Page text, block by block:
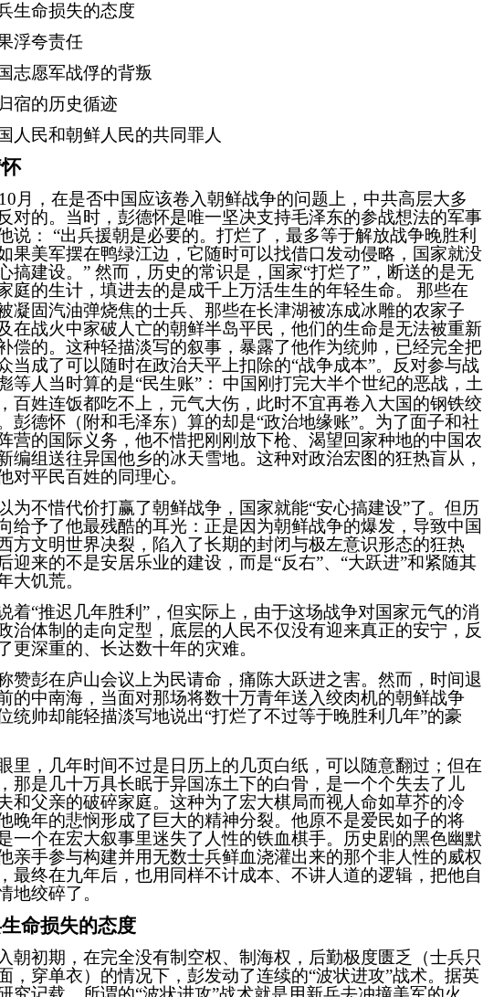
生命损失的态度
浮夸责任
志愿军战俘的背叛
宿的历史循迹
人民和朝鲜人民的共同罪人
月，在是否中国应该卷入朝鲜战争的问题上，中共高层大多
对的。当时，彭德怀是唯一坚决支持毛泽东的参战想法的军事
说：
“出兵援朝是必要的。打烂了，最多等于解放战争晚胜利
果美军摆在鸭绿江边，它随时可以找借口发动侵略，国家就没
搞建设。 ” 然而，历史的常识是，国家“打烂了”，断送的是无
庭的生计，填进去的是成千上万活生生的年轻生命。
那些在
凝固汽油弹烧焦的士兵、那些在长津湖被冻成冰雕的农家子
在战火中家破人亡的朝鲜半岛平民，他们的生命是无法被重新
偿的。这种轻描淡写的叙事，暴露了他作为统帅，已经完全把
当成了可以随时在政治天平上扣除的“战争成本”。反对参与战
等人当时算的是“民生账”：
中国刚打完大半个世纪的恶战，土
百姓连饭都吃不上，元气大伤，此时不宜再卷入大国的钢铁绞
彭德怀（附和毛泽东）算的却是“政治地缘账”。为了面子和社
营的国际义务，他不惜把刚刚放下枪、渴望回家种地的中国农
编组送往异国他乡的冰天雪地。这种对政治宏图的狂热盲从，
对平民百姓的同理心。
为不惜代价打赢了朝鲜战争，国家就能“安心搞建设”了。但历
给予了他最残酷的耳光：正是因为朝鲜战争的爆发，导致中国
方文明世界决裂，陷入了长期的封闭与极左意识形态的狂热
迎来的不是安居乐业的建设，而是“反右”、 “大跃进”和紧随其
大饥荒。
着“推迟几年胜利 ”，但实际上，由于这场战争对国家元气的消
治体制的走向定型，底层的人民不仅没有迎来真正的安宁，反
更深重的、长达数十年的灾难。
赞彭在庐山会议上为民请命，痛陈大跃进之害。然而，时间退
的中南海，当面对那场将数十万青年送入绞肉机的朝鲜战争
统帅却能轻描淡写地说出“打烂了不过等于晚胜利几年”的豪
里，几年时间不过是日历上的几页白纸，可以随意翻过；但在
那是几十万具长眠于异国冻土下的白骨，是一个个失去了儿
和父亲的破碎家庭。这种为了宏大棋局而视人命如草芥的冷
晚年的悲悯形成了巨大的精神分裂。他原不是爱民如子的将
一个在宏大叙事里迷失了人性的铁血棋手。历史剧的黑色幽默
亲手参与构建并用无数士兵鲜血浇灌出来的那个非人性的威权
最终在九年后，也用同样不计成本、不讲人道的逻辑，把他自
地绞碎了。
命损失的态度
朝初期，在完全没有制空权、制海权，后勤极度匮乏（士兵只
，穿单衣）的情况下，彭发动了连续的“波状进攻”战术。据英